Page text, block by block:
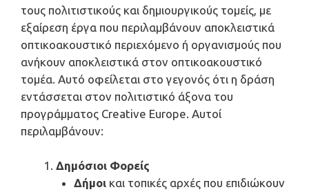
τους πολιτιστικούς και δημιουργικούς τομείς, με
εξαίρεση έργα που περιλαμβάνουν αποκλειστικά
οπτικοακουστικό περιεχόμενο ή οργανισμούς που
ανήκουν αποκλειστικά στον οπτικοακουστικό
τομέα. Αυτό οφείλεται στο γεγονός ότι η δράση
εντάσσεται στον πολιτιστικό άξονα του
προγράμματος Creative Europe. Αυτοί
περιλαμβάνουν:
Δημόσιοι Φορείς
Δήμοικαι τοπικές αρχές που επιδιώκουν